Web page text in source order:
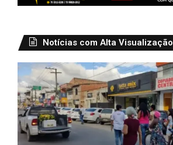
Notícias com Alta Visualização